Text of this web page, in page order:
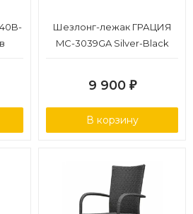
Шезлонг-лежак ГРАЦИЯ
MC-3039GA Silver-Black
9 900 ₽
В корзину